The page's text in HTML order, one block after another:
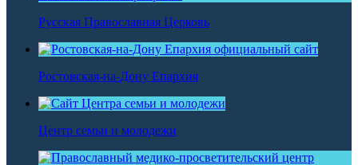
Русская Православная Церковь
Ростовская-на-Дону Епархия
Центр семьи и молодежи